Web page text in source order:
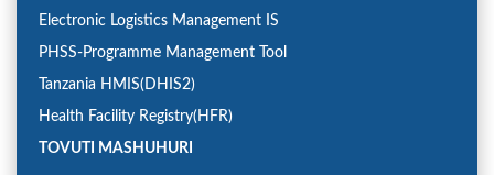
Electronic Logistics Management IS
PHSS-Programme Management Tool
Tanzania HMIS(DHIS2)
Health Facility Registry(HFR)
TOVUTI MASHUHURI